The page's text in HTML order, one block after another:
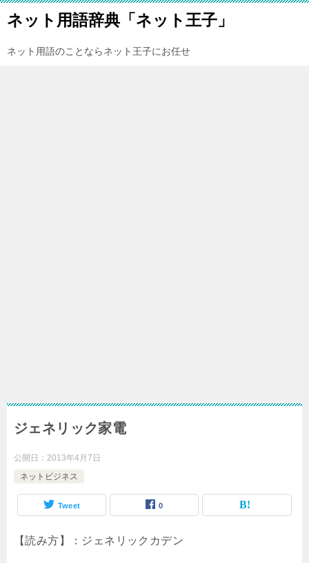
ネット用語辞典「ネット王子」
ネット用語のことならネット王子にお任せ
ジェネリック家電
公開日： 2013年4月7日
ネットビジネス
Tweet 0
【読み方】：ジェネリックカデン